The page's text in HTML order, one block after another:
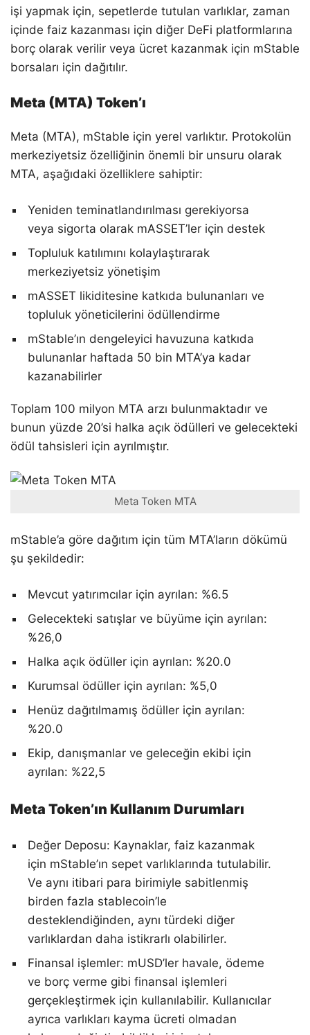
işi yapmak için, sepetlerde tutulan varlıklar, zaman
içinde faiz kazanması için diğer DeFi platformlarına
borç olarak verilir veya ücret kazanmak için mStable
borsaları için dağıtılır.
Meta (MTA) Token’ı
Meta (MTA), mStable için yerel varlıktır. Protokolün
merkeziyetsiz özelliğinin önemli bir unsuru olarak
MTA, aşağıdaki özelliklere sahiptir:
Yeniden teminatlandırılması gerekiyorsa
veya sigorta olarak mASSET’ler için destek
Topluluk katılımını kolaylaştırarak
merkeziyetsiz yönetişim
mASSET likiditesine katkıda bulunanları ve
topluluk yöneticilerini ödüllendirme
mStable’ın dengeleyici havuzuna katkıda
bulunanlar haftada 50 bin MTA’ya kadar
kazanabilirler
Toplam 100 milyon MTA arzı bulunmaktadır ve
bunun yüzde 20’si halka açık ödülleri ve gelecekteki
ödül tahsisleri için ayrılmıştır.
Meta Token MTA
mStable’a göre dağıtım için tüm MTA’ların dökümü
şu şekildedir:
Mevcut yatırımcılar için ayrılan: %6.5
Gelecekteki satışlar ve büyüme için ayrılan:
%26,0
Halka açık ödüller için ayrılan: %20.0
Kurumsal ödüller için ayrılan: %5,0
Henüz dağıtılmamış ödüller için ayrılan:
%20.0
Ekip, danışmanlar ve geleceğin ekibi için
ayrılan: %22,5
Meta Token’ın Kullanım Durumları
Değer Deposu: Kaynaklar, faiz kazanmak
için mStable’ın sepet varlıklarında tutulabilir.
Ve aynı itibari para birimiyle sabitlenmiş
birden fazla stablecoin’le
desteklendiğinden, aynı türdeki diğer
varlıklardan daha istikrarlı olabilirler.
Finansal işlemler: mUSD’ler havale, ödeme
ve borç verme gibi finansal işlemleri
gerçekleştirmek için kullanılabilir. Kullanıcılar
ayrıca varlıkları kayma ücreti olmadan